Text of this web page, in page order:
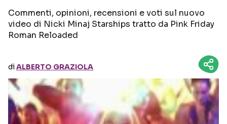
GOSSIP E CURIOSITÀ
TALENT SHOW
Seguici sui social
Commenti, opinioni, recensioni e voti sul nuovo
video di Nicki Minaj Starships tratto da Pink Friday
Roman Reloaded
diALBERTO GRAZIOLA